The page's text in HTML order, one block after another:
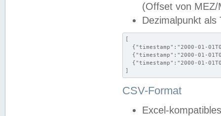
(Offset von MEZ/
Dezimalpunkt als
[
{"timestamp":"2000-01-
{"timestamp":"2000-01-
{"timestamp":"2000-01-
]
CSV-Format
Excel-